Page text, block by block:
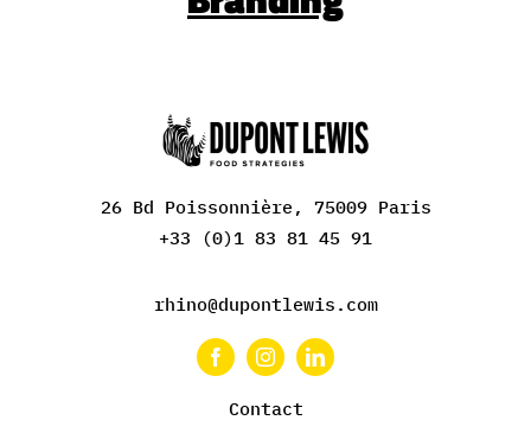
26 Bd Poissonnière, 75009 Paris
+33 (0)1 83 81 45 91
rhino@dupontlewis.com
Contact